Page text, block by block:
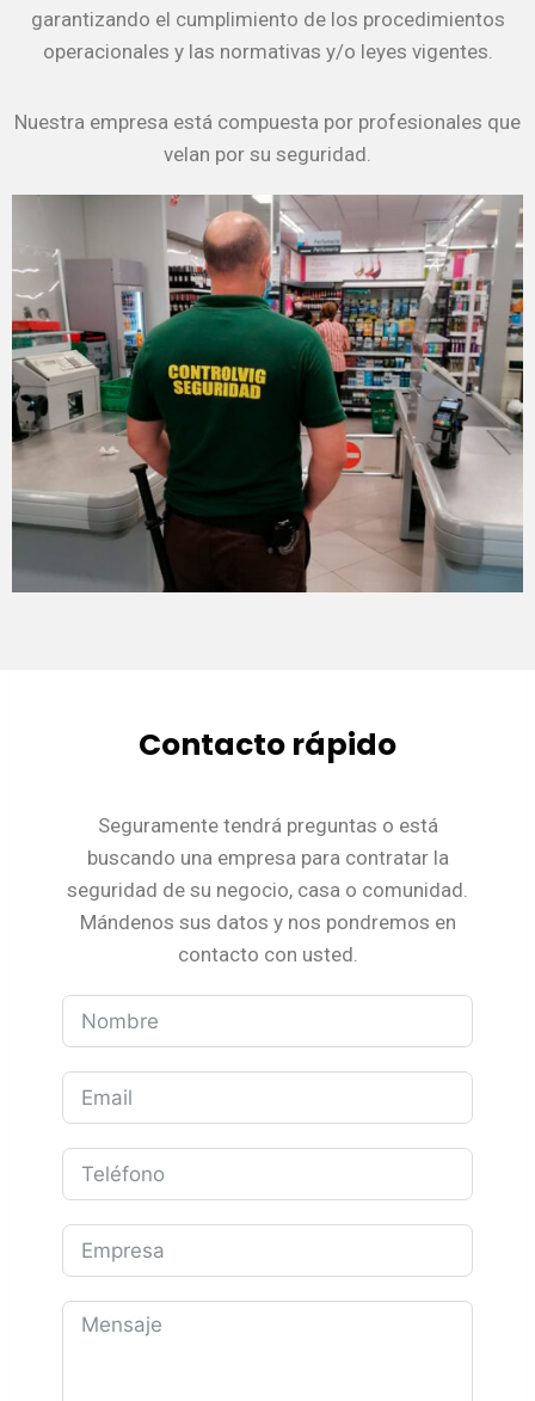
garantizando el cumplimiento de los procedimientos
operacionales y las normativas y/o leyes vigentes.
Nuestra empresa está compuesta por profesionales que
velan por su seguridad.
Contacto rápido
Seguramente tendrá preguntas o está
buscando una empresa para contratar la
seguridad de su negocio, casa o comunidad.
Mándenos sus datos y nos pondremos en
contacto con usted.